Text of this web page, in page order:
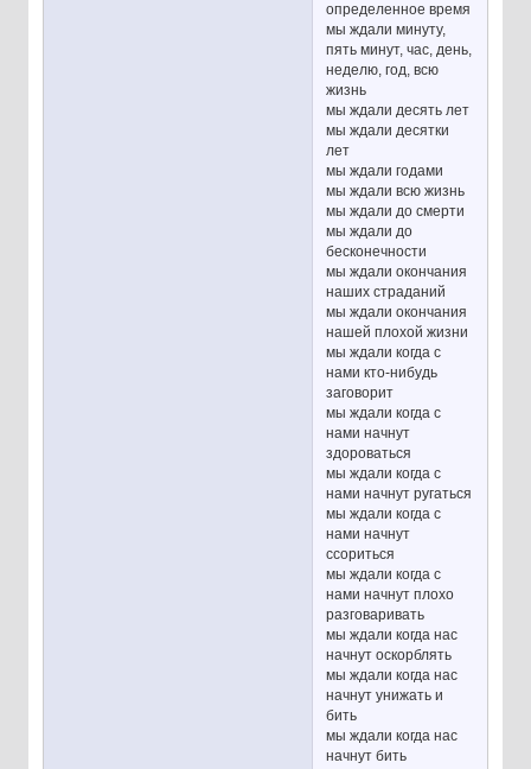
определенное время
мы ждали минуту,
пять минут, час, день,
неделю, год, всю
жизнь
мы ждали десять лет
мы ждали десятки
лет
мы ждали годами
мы ждали всю жизнь
мы ждали до смерти
мы ждали до
бесконечности
мы ждали окончания
наших страданий
мы ждали окончания
нашей плохой жизни
мы ждали когда с
нами кто-нибудь
заговорит
мы ждали когда с
нами начнут
здороваться
мы ждали когда с
нами начнут ругаться
мы ждали когда с
нами начнут
ссориться
мы ждали когда с
нами начнут плохо
разговаривать
мы ждали когда нас
начнут оскорблять
мы ждали когда нас
начнут унижать и
бить
мы ждали когда нас
начнут бить